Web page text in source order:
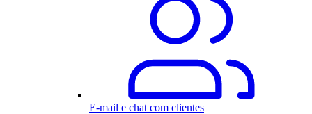
E-mail e chat com clientes